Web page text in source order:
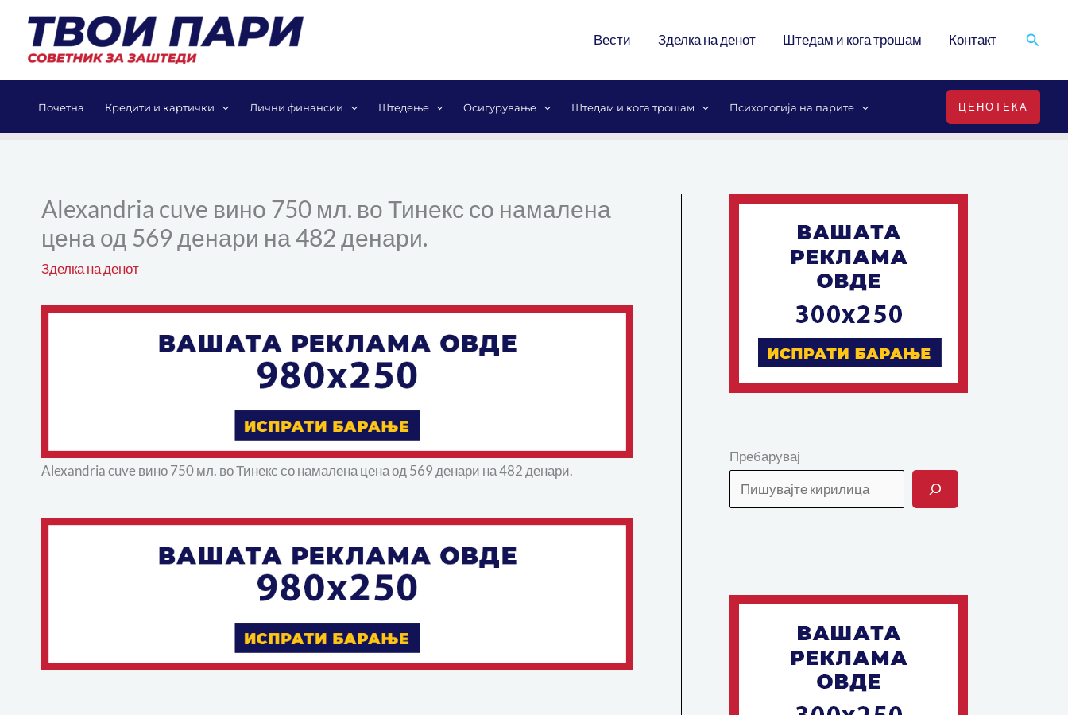
content
Вести Зделка на денот Штедам и кога трошам Контакт Search
Почетна Кредити и картички Лични финансии Штедење Осигурување Штедам и кога трошам Психологија на парите ЦЕНОТЕКА
Alexandria cuve вино 750 мл. во Тинекс со намалена
цена од 569 денари на 482 денари.
Зделка на денот
Alexandria cuve вино 750 мл. во Тинекс со намалена цена од 569 денари на 482 денари.
Пребарувај